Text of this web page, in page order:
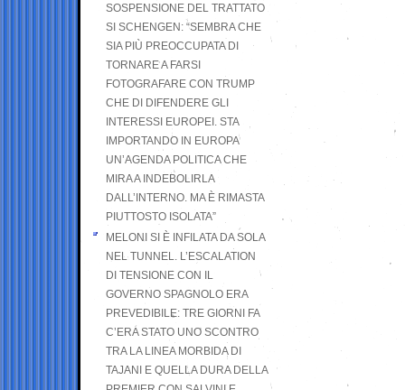
SOSPENSIONE DEL TRATTATO
SI SCHENGEN: “SEMBRA CHE
SIA PIÙ PREOCCUPATA DI
TORNARE A FARSI
FOTOGRAFARE CON TRUMP
CHE DI DIFENDERE GLI
INTERESSI EUROPEI. STA
IMPORTANDO IN EUROPA
UN’AGENDA POLITICA CHE
MIRA A INDEBOLIRLA
DALL’INTERNO. MA È RIMASTA
PIUTTOSTO ISOLATA”
MELONI SI È INFILATA DA SOLA
NEL TUNNEL. L’ESCALATION
DI TENSIONE CON IL
GOVERNO SPAGNOLO ERA
PREVEDIBILE: TRE GIORNI FA
C’ERA STATO UNO SCONTRO
TRA LA LINEA MORBIDA DI
TAJANI E QUELLA DURA DELLA